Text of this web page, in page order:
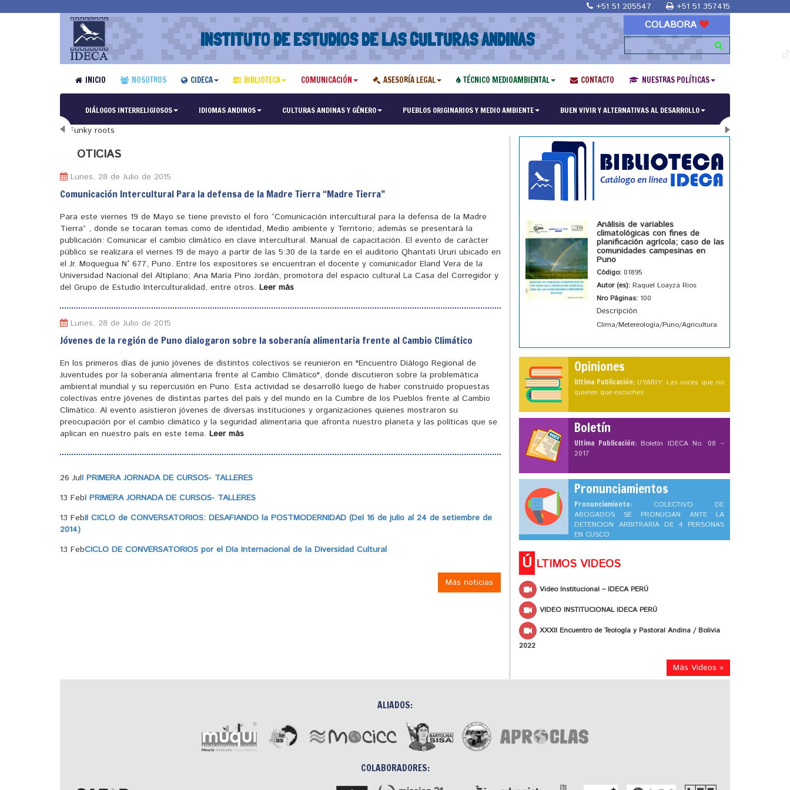
+51 51 205547 +51 51 357415
INSTITUTO DE ESTUDIOS DE LAS CULTURAS ANDINAS
COLABORA
INICIO NOSOTROS CIDECA BIBLIOTECA COMUNICACIÓN ASESORÍA LEGAL TÉCNICO MEDIOAMBIENTAL CONTACTO NUESTRAS POLÍTICAS
DIÁLOGOS INTERRELIGIOSOS IDIOMAS ANDINOS CULTURAS ANDINAS Y GÉNERO PUEBLOS ORIGINARIOS Y MEDIO AMBIENTE BUEN VIVIR Y ALTERNATIVAS AL DESARROLLO
"Maestría en Religiones y culturas Andinas"
OTICIAS
Lunes, 28 de Julio de 2015
Comunicación Intercultural Para la defensa de la Madre Tierra “Madre Tierra”
Para este viernes 19 de Mayo se tiene previsto el foro “Comunicación intercultural para la defensa de la Madre
Tierra” , donde se tocaran temas como de identidad, Medio ambiente y Territorio; además se presentará la
publicación: Comunicar el cambio climático en clave intercultural. Manual de capacitación. El evento de carácter
público se realizara el viernes 19 de mayo a partir de las 5:30 de la tarde en el auditorio Qhantati Ururi ubicado en
el Jr. Moquegua N° 677, Puno. Entre los expositores se encuentran el docente y comunicador Eland Vera de la
Universidad Nacional del Altiplano; Ana María Pino Jordán, promotora del espacio cultural La Casa del Corregidor y
del Grupo de Estudio Interculturalidad, entre otros. Leer más
Lunes, 28 de Julio de 2015
Jóvenes de la región de Puno dialogaron sobre la soberanía alimentaria frente al Cambio Climático
En los primeros días de junio jóvenes de distintos colectivos se reunieron en "Encuentro Diálogo Regional de
Juventudes por la soberanía alimentaria frente al Cambio Climático", donde discutieron sobre la problemática
ambiental mundial y su repercusión en Puno. Esta actividad se desarrolló luego de haber construido propuestas
colectivas entre jóvenes de distintas partes del país y del mundo en la Cumbre de los Pueblos frente al Cambio
Climático. Al evento asistieron jóvenes de diversas instituciones y organizaciones quienes mostraron su
preocupación por el cambio climático y la seguridad alimentaria que afronta nuestro planeta y las políticas que se
aplican en nuestro país en este tema. Leer más
26 JulI PRIMERA JORNADA DE CURSOS- TALLERES
13 FebI PRIMERA JORNADA DE CURSOS- TALLERES
13 FebII CICLO de CONVERSATORIOS: DESAFIANDO la POSTMODERNIDAD (Del 16 de julio al 24 de setiembre de
2014)
13 FebCICLO DE CONVERSATORIOS por el Día Internacional de la Diversidad Cultural
Más noticias
Análisis de variables
climatológicas con fines de
planificación agrícola; caso de las
comunidades campesinas en
Puno
Código: 01895
Autor (es): Raquel Loayza Rios
Nro Páginas: 100
Descripción
Clima/Metereología/Puno/Agricultura
Opiniones
Ultima Publicación: UYARIY: Las voces que no
quieren que escuches
Boletín
Ultima Publicación: Boletín IDECA No. 08 –
2017
Pronunciamientos
Pronunciamiento: COLECTIVO DE
ABOGADOS SE PRONUCIAN ANTE LA
DETENCION ARBITRARIA DE 4 PERSONAS
EN CUSCO
Ú LTIMOS VIDEOS
Video Institucional – IDECA PERÚ
VIDEO INSTITUCIONAL IDECA PERÚ
XXXII Encuentro de Teología y Pastoral Andina / Bolivia
2022
Más Videos »
ALIADOS:
COLABORADORES: